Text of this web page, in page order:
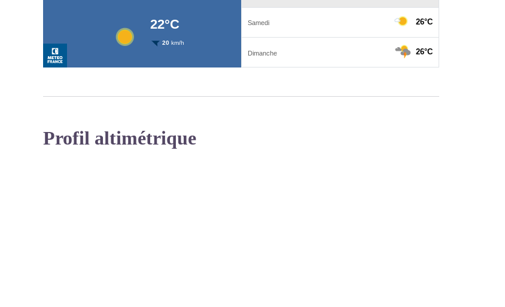
Profil altimétrique